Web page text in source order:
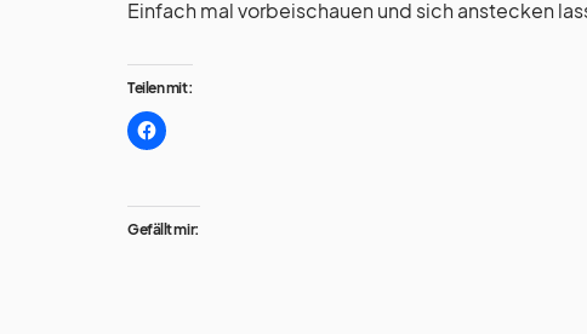
Einfach mal vorbeischauen und sich anstecken
Teilen mit:
Gefällt mir: